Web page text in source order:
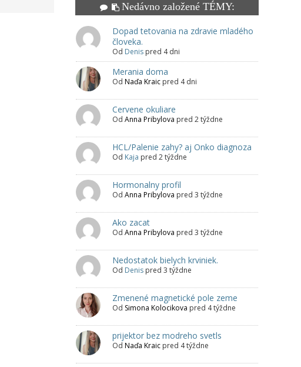
Nedávno založené TÉMY:
Dopad tetovania na zdravie mladého
človeka.
Od Denis pred 4 dni
Merania doma
Od Naďa Kraic pred 4 dni
Cervene okuliare
Od Anna Pribylova pred 2 týždne
HCL/Palenie zahy? aj Onko diagnoza
Od Kaja pred 2 týždne
Hormonalny profil
Od Anna Pribylova pred 3 týždne
Ako zacat
Od Anna Pribylova pred 3 týždne
Nedostatok bielych krviniek.
Od Denis pred 3 týždne
Zmenené magnetické pole zeme
Od Simona Kolocikova pred 4 týždne
prijektor bez modreho svetls
Od Naďa Kraic pred 4 týždne